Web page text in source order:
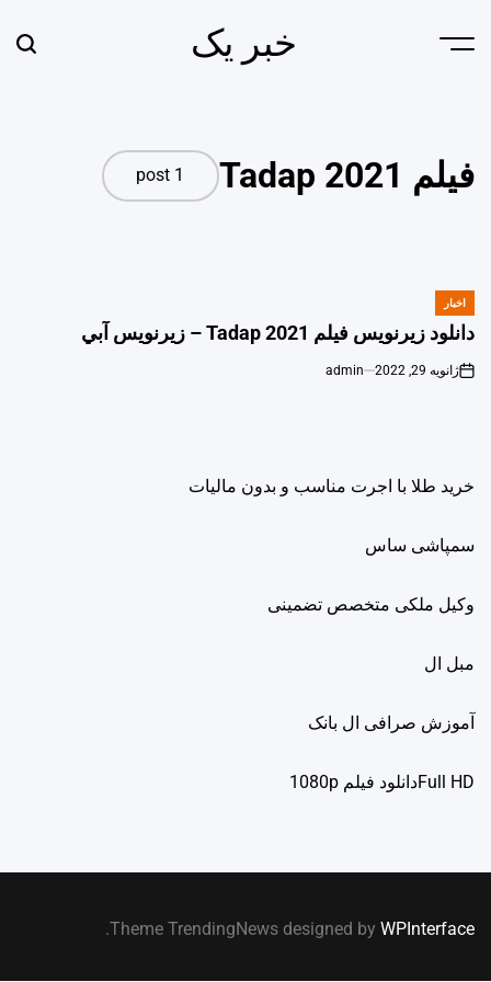
Menu خبر یک
فیلم Tadap 2021 1 post
POSTED
اخبار
دانلود زیرنویس فیلم Tadap 2021 – زيرنويس آبي
ژانویه 29, 2022 admin
خرید طلا با اجرت مناسب و بدون مالیات
سمپاشی ساس
وکیل ملکی متخصص تضمینی
مبل ال
آموزش صرافی ال بانک
Full HDدانلود فيلم 1080p
Theme TrendingNews designed by WPInterface
.